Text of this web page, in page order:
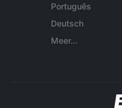
Português
Deutsch
Meer...